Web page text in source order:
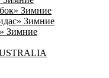
Зимние
Зимние
Зимние